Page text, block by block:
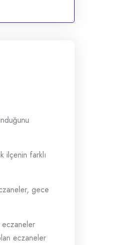
ilçenin farklı
gece
eczaneler